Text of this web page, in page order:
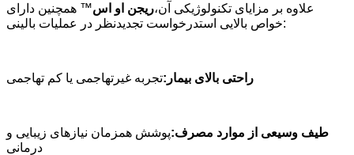
علاوه بر مزایای تکنولوژیکی آن،ریجن او اس™ همچنین دارای
خواص بالایی استدرخواست تجدیدنظر در عملیات بالینی:
راحتی بالای بیمار:تجربه غیرتهاجمی یا کم تهاجمی
طیف وسیعی از موارد مصرف:پوشش همزمان نیازهای زیبایی و
درمانی